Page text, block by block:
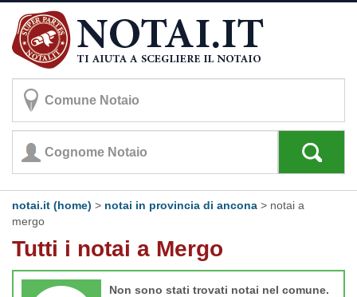
notai.it (home) > notai in provincia di ancona > notai a
mergo
Tutti i notai a Mergo
Non sono stati trovati notai nel comune.